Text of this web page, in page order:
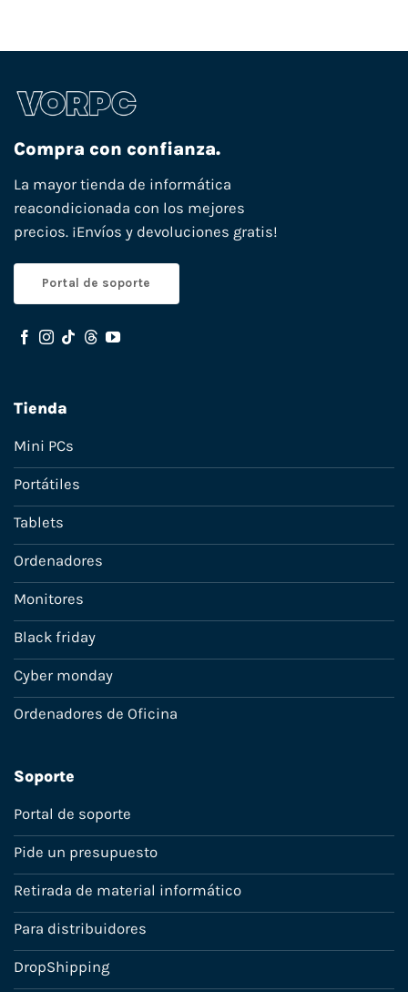
Compra con confianza.
La mayor tienda de informática
reacondicionada con los mejores
precios. ¡Envíos y devoluciones gratis!
Portal de soporte
Tienda
Mini PCs
Portátiles
Tablets
Ordenadores
Monitores
Black friday
Cyber monday
Ordenadores de Oficina
Soporte
Portal de soporte
Pide un presupuesto
Retirada de material informático
Para distribuidores
DropShipping